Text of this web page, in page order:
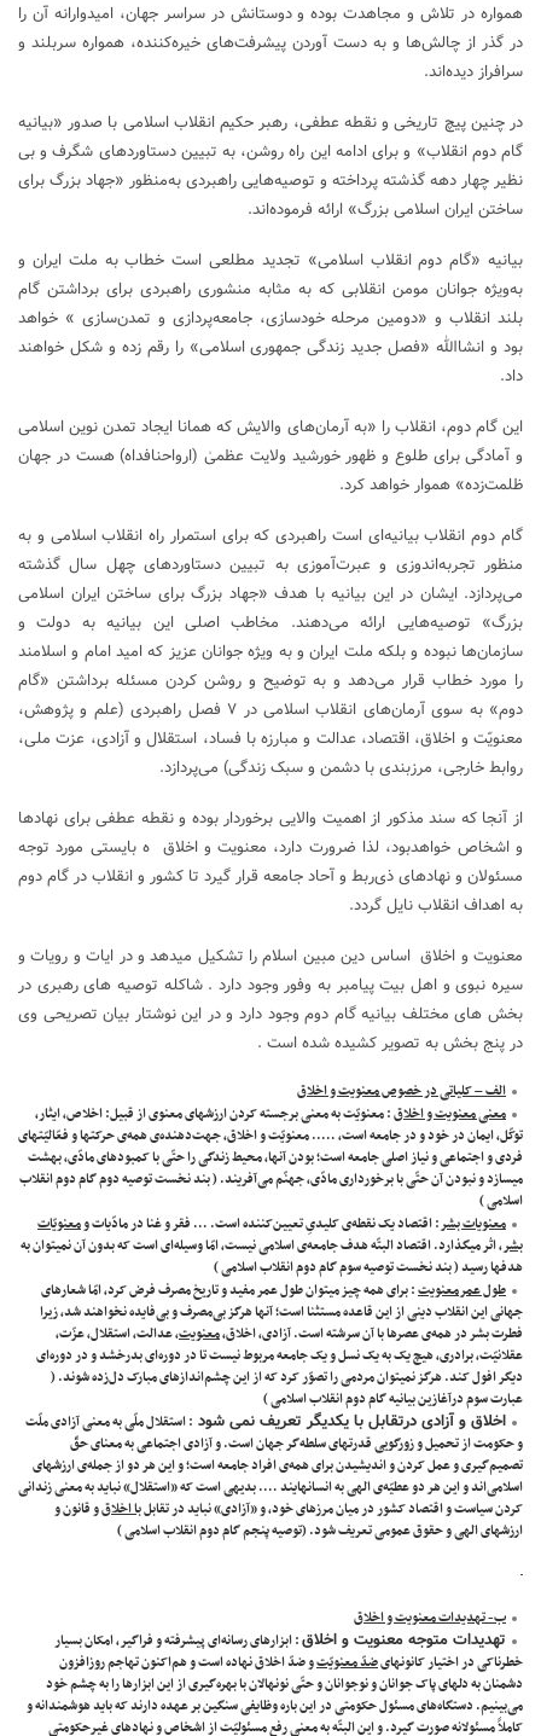
همواره در تلاش و مجاهدت بوده و دوستانش در سراسر جهان، امیدوارانه آن را
در گذر از چالش‌ها و به دست آوردن پیشرفت‌های خیره‌کننده، همواره سربلند و
سرافراز دیده‌اند.
در چنین پیچ تاریخی و نقطه‌ عطفی، رهبر حکیم انقلاب اسلامی با صدور «بیانیه‌
گام دوم انقلاب» و برای ادامه‌ این راه روشن، به تبیین دستاوردهای شگرف و بی
نظیر چهار دهه‌ گذشته پرداخته و توصیه‌هایی راهبردی به‌منظور «جهاد بزرگ برای
ساختن ایران اسلامی بزرگ» ارائه فرموده‌اند.
بیانیه‌ «گام دوم انقلاب اسلامی» تجدید مطلعی است خطاب به ملت ایران و
به‌ویژه جوانان مومن انقلابی که به ‌مثابه منشوری راهبردی برای برداشتن گام
بلند انقلاب و «دومین مرحله‌ خودسازی، جامعه‌پردازی و تمدن‌سازی » خواهد
بود و انشاالله «فصل جدید زندگی جمهوری اسلامی» را رقم زده و شکل خواهند
داد.
این گام دوم، انقلاب را «به آرمان‌های والایش که همانا ایجاد تمدن نوین اسلامی
و آمادگی برای طلوع و ظهور خورشید ولایت عظمیٰ (ارواحنافداه) هست در جهان
ظلمت‌زده» هموار خواهد کرد.
گام دوم انقلاب بیانیه‌ای است راهبردی که برای استمرار راه انقلاب اسلامی و به
منظور تجربه‌اندوزی و عبرت‌آموزی به تبیین دستاوردهای چهل سال گذشته
می‌پردازد. ایشان در این بیانیه با هدف «جهاد بزرگ برای ساختن ایران اسلامی
بزرگ» توصیه‌هایی ارائه می‌دهند. مخاطب اصلی این بیانیه به دولت و
سازمان‌ها نبوده و بلکه ملت ایران و به ویژه جوانان عزیز که امید امام و اسلامند
را مورد خطاب قرار می‌دهد و به توضیح و روشن کردن مسئله برداشتن «گام
دوم» به سوی آرمان‌های انقلاب اسلامی در ۷ فصل راهبردی (علم و پژوهش،
معنویّت و اخلاق، اقتصاد، عدالت و مبارزه با فساد، استقلال و آزادی، عزت ملی،
روابط خارجی، مرزبندی با دشمن و سبک زندگی) می‌پردازد.
از آنجا که سند مذکور از اهمیت والایی برخوردار بوده و نقطه عطفی برای نهادها
و اشخاص خواهدبود، لذا ضرورت دارد، معنویت و اخلاق ه بایستی مورد توجه
مسئولان و نهادهای ذی‌ربط و آحاد جامعه قرار گیرد تا کشور و انقلاب در گام دوم
به اهداف انقلاب نایل گردد.
معنویت و اخلاق اساس دین مبین اسلام را تشکیل میدهد و در ایات و رویات و
سیره نبوی و اهل بیت پیامبر به وفور وجود دارد . شاکله توصیه های رهبری در
بخش های مختلف بیانیه گام دوم وجود دارد و در این نوشتار بیان تصریحی وی
در پنج بخش به تصویر کشیده شده است .
الف – کلیاتی در خصوص معنویت و اخلاق
معنی معنویت و اخلاق: معنویّت به معنی برجسته کردن ارزشهای معنوی از قبیل: اخلاص، ایثار،
توکّل، ایمان در خود و در جامعه است، ….. معنویّت و اخلاق، جهت‌دهنده‌ی همه‌ی حرکتها و فعّالیّتهای
فردی و اجتماعی و نیاز اصلی جامعه است؛ بودن آنها، محیط زندگی را حتّی با کمبودهای مادّی، بهشت
میسازد و نبودن آن حتّی با برخورداری مادّی، جهنّم می‌آفریند. ( بند نخست توصیه دوم گام دوم انقلاب
اسلامی )
معنویات بشر: اقتصاد یک نقطه‌ی کلیدیِ تعیین‌کننده است. … فقر و غنا در مادّیات ومعنویّات
بشر، اثر میگذارد. اقتصاد البتّه هدف جامعه‌ی اسلامی نیست، امّا وسیله‌ای است که بدون آن نمیتوان به
هدفها رسید ( بند نخست توصیه سوم گام دوم انقلاب اسلامی )
طول عمرمعنویت: برای همه چیز میتوان طول عمر مفید و تاریخ مصرف فرض کرد، امّا شعارهای
جهانی این انقلاب دینی از این قاعده مستثنا است؛ آنها هرگز بی‌مصرف و بی‌فایده نخواهند شد، زیرا
فطرت بشر در همه‌ی عصرها با آن سرشته است. آزادی، اخلاق،معنویت، عدالت، استقلال، عزّت،
عقلانیّت، برادری، هیچ یک به یک نسل و یک جامعه مربوط نیست تا در دوره‌ای بدرخشد و در دوره‌ای
دیگر افول کند. هرگز نمیتوان مردمی را تصوّر کرد که از این چشم‌اندازهای مبارک دل‌زده شوند. (
عبارت سوم درآغازین بیانیه گام دوم انقلاب اسلامی )
اخلاق و آزادی درتقابل با یکدیگر تعریف نمی شود : استقلال ملّی به معنی آزادی ملّت
و حکومت از تحمیل و زورگویی قدرتهای سلطه‌گر جهان است. و آزادی اجتماعی به معنای حقّ
تصمیم‌گیری و عمل کردن و اندیشیدن برای همه‌ی افراد جامعه است؛ و این هر دو از جمله‌ی ارزشهای
اسلامی‌اند و این هر دو عطیّه‌ی الهی به انسانها‌یند …. بدیهی است که «استقلال» نباید به معنی زندانی
کردن سیاست و اقتصاد کشور در میان مرزهای خود، و «آزادی» نباید در تقابلبا اخلاقو قانون و
ارزشهای الهی و حقوق عمومی تعریف شود. (توصیه پنجم گام دوم انقلاب اسلامی )
ب- تهدیدات معنویت و اخلاق
تهدیدات متوجه معنویت و اخلاق: ابزارهای رسانه‌ای پیشرفته و فراگیر، امکان بسیار
خطرناکی در اختیار کانونهایضدّ معنویّتو ضدّ اخلاق نهاده است و هم‌اکنون تهاجم روزافزون
دشمنان به دلهای پاک جوانان و نوجوانان و حتّی نونهالان با بهره‌گیری از این ابزارها را به چشم خود
می‌بینیم. دستگاه‌های مسئول حکومتی در این باره وظایفی سنگین بر عهده دارند که باید هوشمندانه و
کاملاً مسئولانه صورت گیرد. و این البتّه به معنی رفع مسئولیّت از اشخاص و نهادهای غیرحکومتی